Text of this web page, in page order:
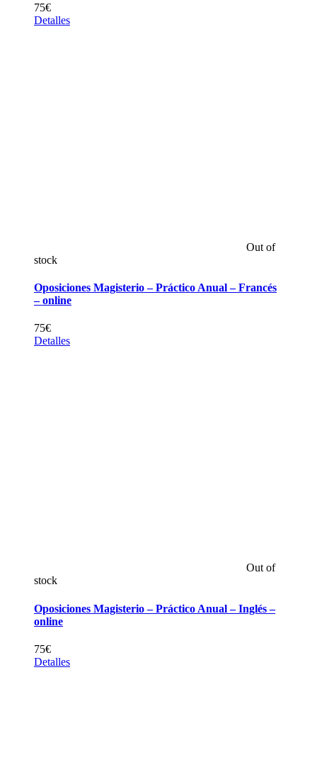
75€
Detalles
Out of
stock
Oposiciones Magisterio – Práctico Anual – Francés
– online
75€
Detalles
Out of
stock
Oposiciones Magisterio – Práctico Anual – Inglés –
online
75€
Detalles